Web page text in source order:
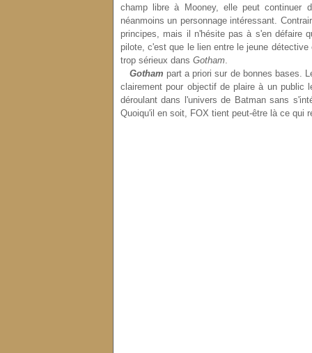
champ libre à Mooney, elle peut continuer
néanmoins un personnage intéressant.
principes, mais il n'hésite pas à s'en défaire
pilote, c'est que le lien entre le jeune
trop sérieux dans Gotham.
Gotham part a priori sur de bonnes bases.
clairement pour objectif de plaire à un
déroulant dans l'univers de Batman sans
Quoiqu'il en soit, FOX tient peut-être là ce qui